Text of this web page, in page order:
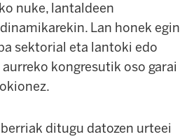
nuke, lantaldeen
Lan honek egin
sektorial eta lantoki edo
kongresutik oso garai
ditugu datozen urteei